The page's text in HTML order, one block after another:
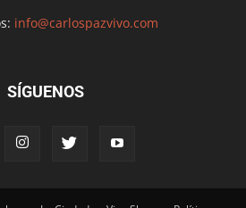
info@carlospazvivo.com
SÍGUENOS